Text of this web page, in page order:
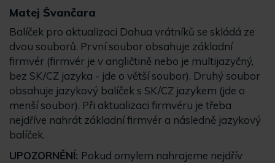
Matej Švančara
Balíček pro aktualizaci Dahua vrátníků se skládá ze
dvou souborů. První soubor obsahuje základní
firmvér (firmvér je v angličtině nebo je multijazyčný,
bez SK/CZ jazyka - jde o větší soubor). Druhý soubor
obsahuje jazykový balíček s SK/CZ jazykem (jde o
menší soubor). Při aktualizaci firmvéru je třeba
nejdříve nahrát základní firmvér a následně jazykový
balíček.
UPOZORNĚNÍ: Pokud omylem nahrajeme nejdřív